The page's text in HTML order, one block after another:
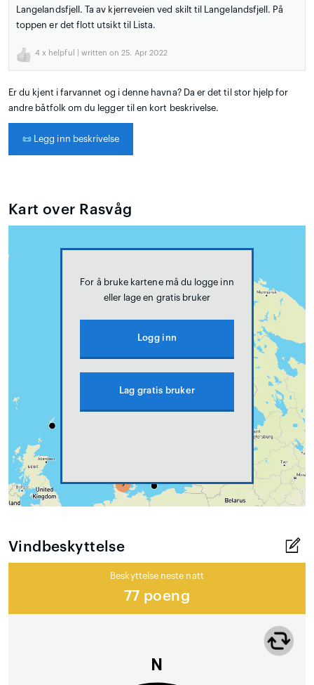
Langelandsfjell. Ta av kjerreveien ved skilt til Langelandsfjell. På
toppen er det flott utsikt til Lista.
4 x helpful | written on 25. Apr 2022
Er du kjent i farvannet og i denne havna? Da er det til stor hjelp for
andre båtfolk om du legger til en kort beskrivelse.
📜 Legg inn beskrivelse
Kart over Rasvåg
For å bruke kartene må du logge inn
eller lage en gratis bruker
Logg inn
Lag gratis bruker
Vindbeskyttelse
Beskyttelse neste natt
77 poeng
N